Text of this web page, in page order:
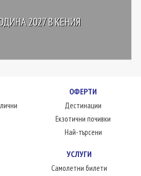
2027 В КЕНИЯ
ОФЕРТИ
Дестинации
Екзотични почивки
Най-търсени
УСЛУГИ
Самолетни билети